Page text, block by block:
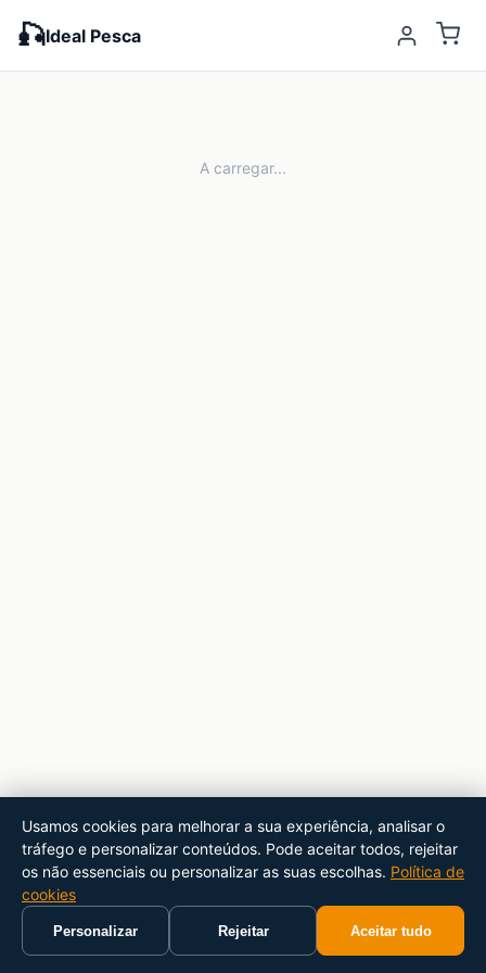
🎣Ideal Pesca
A carregar...
Usamos cookies para melhorar a sua experiência, analisar o
tráfego e personalizar conteúdos. Pode aceitar todos, rejeitar
os não essenciais ou personalizar as suas escolhas. Política de
cookies
Personalizar Rejeitar Aceitar tudo